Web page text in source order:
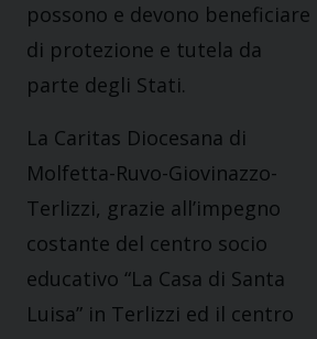
possono e devono beneficiare
di protezione e tutela da
parte degli Stati.
La Caritas Diocesana di
Molfetta-Ruvo-Giovinazzo-
Terlizzi, grazie all’impegno
costante del centro socio
educativo “La Casa di Santa
Luisa” in Terlizzi ed il centro